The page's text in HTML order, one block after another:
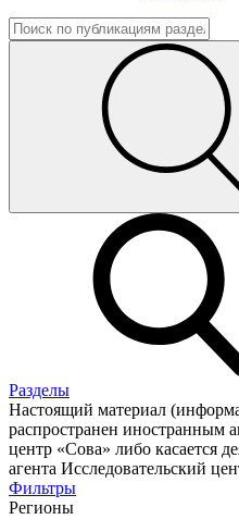
Разделы
Настоящий материал
распространен иностранным
центр «Сова» либо касается
агента Исследовательский
Фильтры
Регионы